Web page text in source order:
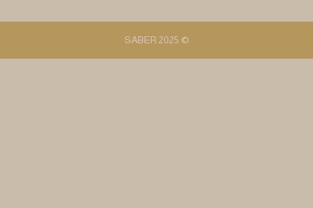
© 2025 SABER